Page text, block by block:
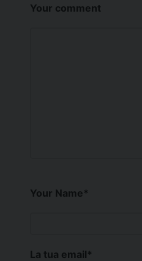
Your comment
Your Name*
La tua email*